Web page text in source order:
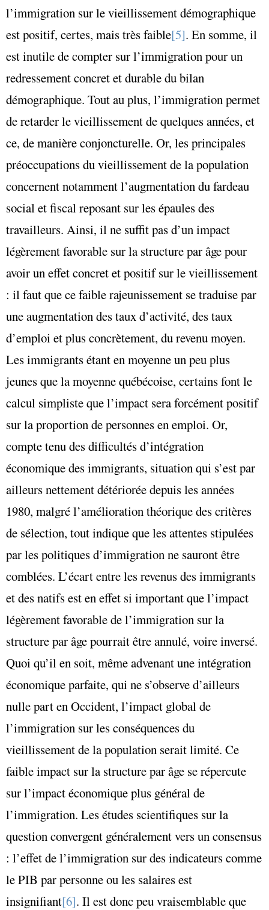
l’immigration sur le vieillissement démographique
est positif, certes, mais très faible[5]. En somme, il
est inutile de compter sur l’immigration pour un
redressement concret et durable du bilan
démographique. Tout au plus, l’immigration permet
de retarder le vieillissement de quelques années, et
ce, de manière conjoncturelle. Or, les principales
préoccupations du vieillissement de la population
concernent notamment l’augmentation du fardeau
social et fiscal reposant sur les épaules des
travailleurs. Ainsi, il ne suffit pas d’un impact
légèrement favorable sur la structure par âge pour
avoir un effet concret et positif sur le vieillissement
: il faut que ce faible rajeunissement se traduise par
une augmentation des taux d’activité, des taux
d’emploi et plus concrètement, du revenu moyen.
Les immigrants étant en moyenne un peu plus
jeunes que la moyenne québécoise, certains font le
calcul simpliste que l’impact sera forcément positif
sur la proportion de personnes en emploi. Or,
compte tenu des difficultés d’intégration
économique des immigrants, situation qui s’est par
ailleurs nettement détériorée depuis les années
1980, malgré l’amélioration théorique des critères
de sélection, tout indique que les attentes stipulées
par les politiques d’immigration ne sauront être
comblées. L’écart entre les revenus des immigrants
et des natifs est en effet si important que l’impact
légèrement favorable de l’immigration sur la
structure par âge pourrait être annulé, voire inversé.
Quoi qu’il en soit, même advenant une intégration
économique parfaite, qui ne s’observe d’ailleurs
nulle part en Occident, l’impact global de
l’immigration sur les conséquences du
vieillissement de la population serait limité. Ce
faible impact sur la structure par âge se répercute
sur l’impact économique plus général de
l’immigration. Les études scientifiques sur la
question convergent généralement vers un consensus
: l’effet de l’immigration sur des indicateurs comme
le PIB par personne ou les salaires est
insignifiant[6]. Il est donc peu vraisemblable que